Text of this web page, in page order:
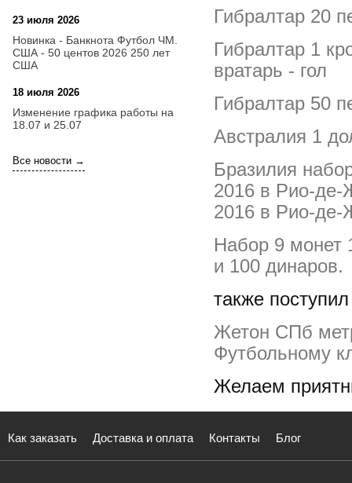
23 июля 2026
Новинка - Банкнота Футбол ЧМ.
США - 50 центов 2026 250 лет
США
18 июля 2026
Изменение графика работы на
18.07 и 25.07
Все новости →
Гибралтар 20
Гибралтар 1
вратарь - гол
Гибралтар 50
Австралия 1
Бразилия
2016 в Рио-де-
2016 в Рио-де-
Набор 9 монет
и 100 динаров.
также поступил
Жетон СПб
Футбольному
Желаем
Как заказать Доставка и оплата Контакты Блог